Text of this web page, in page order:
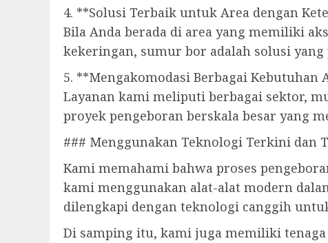
4. **Solusi Terbaik untuk Area dengan
Bila Anda berada di area yang memiliki
kekeringan, sumur bor adalah solusi yang
5. **Mengakomodasi Berbagai Kebutuhan
Layanan kami meliputi berbagai sektor,
proyek pengeboran berskala besar yang
### Menggunakan Teknologi Terkini dan
Kami memahami bahwa proses
kami menggunakan alat-alat modern
dilengkapi dengan teknologi canggih
Di samping itu, kami juga memiliki